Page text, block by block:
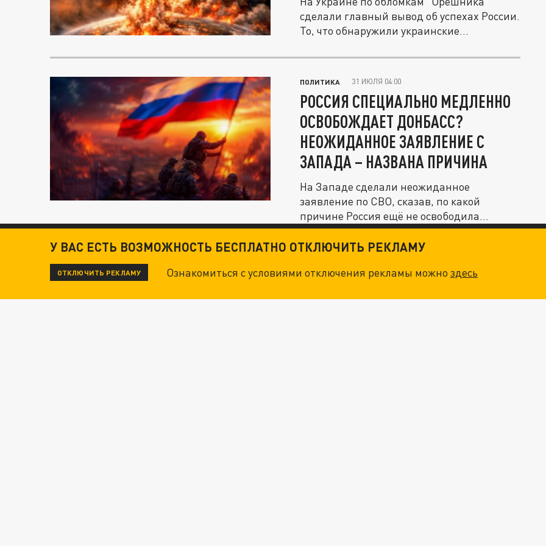
сделали главный вывод об успехах России.
То, что обнаружили украинские...
ПОЛИТИКА 31 ИЮЛЯ 04:00
РОССИЯ СПЕЦИАЛЬНО МЕДЛЕННО
ОСВОБОЖДАЕТ ДОНБАСС?
НЕОЖИДАННОЕ ЗАЯВЛЕНИЕ С
ЗАПАДА – НАЗВАНА ПРИЧИНА
На Западе сделали неожиданное
заявление по СВО, сказав, по какой
причине Россия ещё не освободила
Донбасс. Ян...
У ВАС ЕСТЬ ВОЗМОЖНОСТЬ БЕСПЛАТНО ОТКЛЮЧИТЬ РЕКЛАМУ
ОТКЛЮЧИТЬ РЕКЛАМУ Ознакомиться с условиями отключения рекламы можноздесь